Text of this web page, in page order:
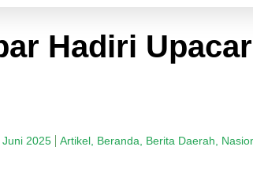
Hadiri
2025 Artikel Beranda Berita Daerah